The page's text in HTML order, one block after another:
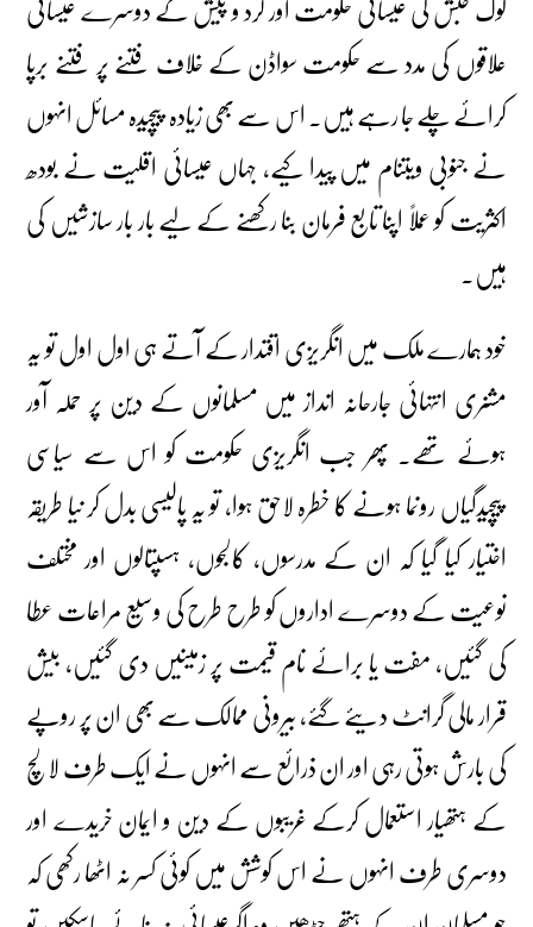
علاقوں کی مدد سے حکومت سواڈن کے خلاف فتنے پر فتنے برپا
کرائے چلے جا رہے ہیں۔ اس سے بھی زیادہ پیچیدہ مسائل انہوں
نے جنوبی ویتنام میں پیدا کیے، جہاں عیسائی اقلیت نے بودھ
اکثریت کو عملاً اپنا تابع فرمان بنا رکھنے کے لیے بار بار سازشیں کی
ہیں۔
خود ہمارے ملک میں انگریزی اقتدار کے آتے ہی اول اول تو یہ
مشنری انتہائی جارحانہ انداز میں مسلمانوں کے دین پر حملہ آور
ہوئے تھے۔ پھر جب انگریزی حکومت کو اس سے سیاسی
پیچیدگیاں رونما ہونے کا خطرہ لاحق ہوا، تو یہ پالیسی بدل کر نیا طریقہ
اختیار کیا گیا کہ ان کے مدرسوں، کالجوں، ہسپتالوں اور مختلف
نوعیت کے دوسرے اداروں کو طرح طرح کی وسیع مراعات عطا
کی گئیں، مفت یا برائے نام قیمت پر زمینیں دی گئیں، بیش
قرار مالی گرانٹ دیئے گئے، بیرونی ممالک سے بھی ان پر روپے
کی بارش ہوتی رہی اور ان ذرائع سے انہوں نے ایک طرف لالچ
کے ہتھیار استعمال کرکے غریبوں کے دین و ایمان خریدے اور
دوسری طرف انہوں نے اس کوشش میں کوئی کسر نہ اٹھا رکھی کہ